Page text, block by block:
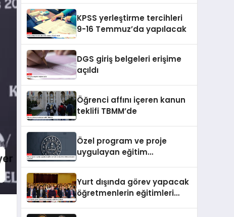
KPSS yerleştirme tercihleri
9-16 Temmuz’da yapılacak
DGS giriş belgeleri erişime
açıldı
Öğrenci affını içeren kanun
teklifi TBMM’de
Özel program ve proje
uygulayan eğitim
Yurt dışında görev yapacak
öğretmenlerin eğitimleri